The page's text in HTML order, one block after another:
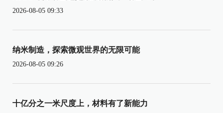
2026-08-05 09:33
纳米制造，探索微观世界的无限可能
2026-08-05 09:26
十亿分之一米尺度上，材料有了新能力